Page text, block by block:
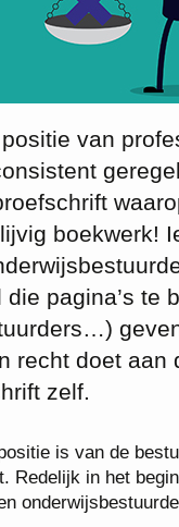
van
boekwerk!
pagina’s te
recht doet
zelf.
is van de
Redelijk in het